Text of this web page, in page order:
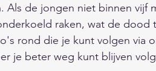
Als de jongen niet binnen
raken, wat de dood
rond die je kunt volgen via
je beter weg kunt blijven